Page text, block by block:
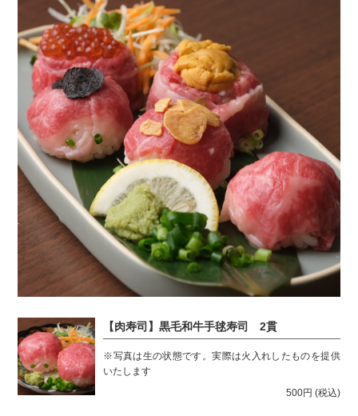
【肉寿司】黒毛和牛手毬寿司 2貫
※写真は生の状態です。実際は火入れしたものを提供
いたします
500円 (税込)